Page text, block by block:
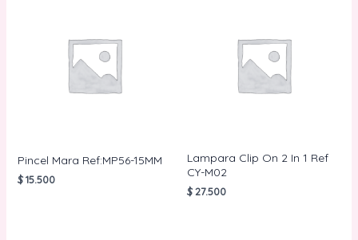
Pincel Mara Ref:MP56-15MM
$15.500
Lampara Clip On 2 In 1 Ref
CY-M02
$27.500